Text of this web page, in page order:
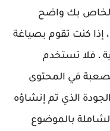
الخاص بك واضح
إذا كنت تقوم بصياغة
، فلا تستخدم
في المحتوى
الذي تم إنشاؤه
بالموضوع